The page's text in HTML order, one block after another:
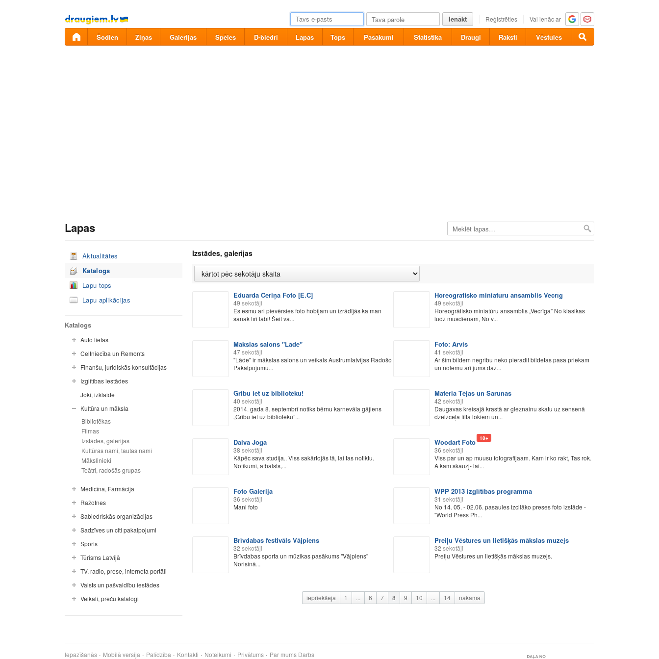
Pāriet
uz
saturu
Ienākt Reģistrēties Vai ienāc ar
Šodien Ziņas Galerijas Spēles D-biedri Lapas Tops Pasākumi Statistika Draugi Raksti Vēstules
Lapas
Aktualitātes
Katalogs
Lapu tops
Lapu aplikācijas
Katalogs
Auto lietas
Celtniecība un Remonts
Finanšu, juridiskās konsultācijas
Izglītības iestādes
Joki, izklaide
Kultūra un māksla
Bibliotēkas
Filmas
Izstādes, galerijas
Kultūras nami, tautas nami
Mākslinieki
Teātri, radošās grupas
Medicīna, Farmācija
Ražotnes
Sabiedriskās organizācijas
Sadzīves un citi pakalpojumi
Sports
Tūrisms Latvijā
TV, radio, prese, interneta portāli
Valsts un pašvaldību iestādes
Veikali, preču katalogi
Izstādes, galerijas
Eduarda Ceriņa Foto [E.C]
49 sekotāji
Es esmu ari pievērsies foto hobijam un izrādījās ka man
sanāk tīri labi! Šeit va...
Horeogrāfisko miniatūru ansamblis Vecrīg
49 sekotāji
Horeogrāfisko miniatūru ansamblis „Vecrīga” No klasikas
lūdz mūsdienām, No v...
Mākslas salons "Lāde"
47sekotāji
"Lāde" ir mākslas salons un veikals Austrumlatvijas Radošo
Pakalpojumu...
Foto: Arvis
41 sekotāji
Ar šim bildem negribu neko pieradit bildetas pasa priekam
un nolemu ari jums daz...
Gribu iet uz bibliotēku!
40 sekotāji
2014. gada 8. septembrī notiks bērnu karnevāla gājiens
„Gribu iet uz bibliotēku”...
Materia Tējas un Sarunas
42 sekotāji
Daugavas kreisajā krastā ar gleznainu skatu uz sensenā
dzelzceļa tilta lokiem un...
Daiva Joga
38 sekotāji
Kāpēc sava studija.. Viss sakārtojās tā, lai tas notiktu.
Notikumi, atbalsts,...
Woodart Foto 18+
36 sekotāji
Viss par un ap muusu fotografijaam. Kam ir ko rakt, Tas rok.
A kam skauzj- lai...
Foto Galerija
36 sekotāji
Mani foto
WPP 2013 izglītības programma
31 sekotāji
No 14. 05. - 02.06. pasaules izcilāko preses foto izstāde -
"World Press Ph...
Brīvdabas festivāls Vājpiens
32 sekotāji
Brīvdabas sporta un mūzikas pasākums ''Vājpiens''
Norisinā...
Preiļu Vēstures un lietišķās mākslas muzejs
32 sekotāji
Preiļu Vēstures un lietišķās mākslas muzejs.
iepriekšējā 1 ... 6 7 8 9 10 ... 14 nākamā
Iepazīšanās Mobilā versija Palīdzība Kontakti Noteikumi Privātums Par mums Darbs